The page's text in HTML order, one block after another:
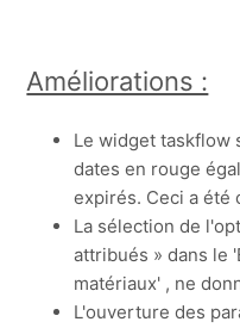
11.0.3.22 (Minor release)
Afficher plus
Améliorations :
Le widget taskflow
dates en rouge
expirés. Ceci a été
La sélection de
attribués » dans le
matériaux' , ne
L'ouverture des